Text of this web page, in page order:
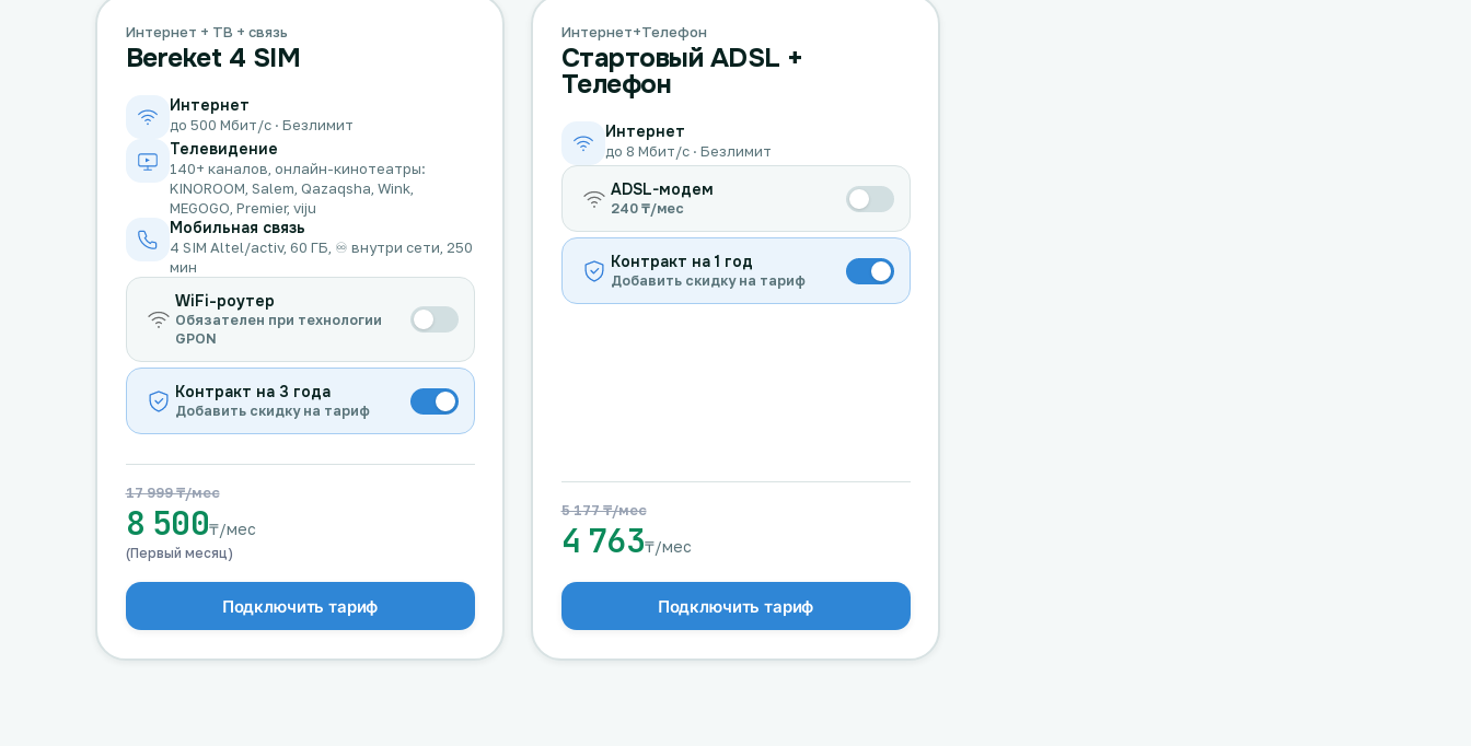
Интернет + ТВ + связь
Bereket 4 SIM
Интернет
до 500 Мбит/с · Безлимит
Телевидение
140+ каналов, онлайн-кинотеатры:
KINOROOM, Salem, Qazaqsha, Wink,
MEGOGO, Premier, viju
Мобильная связь
4 SIM Altel/activ, 60 ГБ, ♾️ внутри сети, 250
мин
WiFi-роутер
Обязателен при технологии
GPON
Контракт на 3 года
Добавить скидку на тариф
17 999 ₸/мес
8 500₸/мес
(Первый месяц)
Подключить тариф
Интернет+Телефон
Стартовый ADSL +
Телефон
Интернет
до 8 Мбит/с · Безлимит
ADSL-модем
240 ₸/мес
Контракт на 1 год
Добавить скидку на тариф
5 177 ₸/мес
4 763₸/мес
Подключить тариф